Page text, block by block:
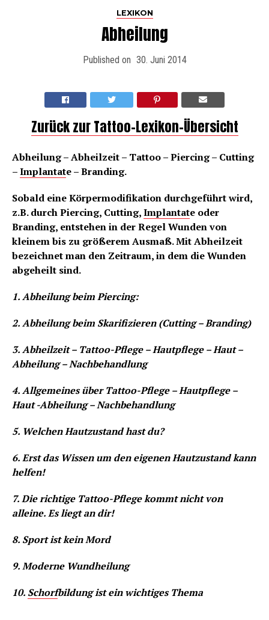
LEXIKON
Abheilung
Published on 30. Juni 2014
Zurück zur Tattoo-Lexikon-Übersicht
Abheilung – Abheilzeit – Tattoo – Piercing – Cutting
–Implantate – Branding.
Sobald eine Körpermodifikation durchgeführt wird,
z.B. durch Piercing, Cutting,Implantate oder
Branding, entstehen in der Regel Wunden von
kleinem bis zu größerem Ausmaß. Mit Abheilzeit
bezeichnet man den Zeitraum, in dem die Wunden
abgeheilt sind.
1. Abheilung beim Piercing:
2. Abheilung beim Skarifizieren (Cutting – Branding)
3. Abheilzeit – Tattoo-Pflege – Hautpflege – Haut –
Abheilung – Nachbehandlung
4. Allgemeines über Tattoo-Pflege – Hautpflege –
Haut -Abheilung – Nachbehandlung
5. Welchen Hautzustand hast du?
6. Erst das Wissen um den eigenen Hautzustand kann
helfen!
7. Die richtige Tattoo-Pflege kommt nicht von
alleine. Es liegt an dir!
8. Sport ist kein Mord
9. Moderne Wundheilung
10. Schorfbildung ist ein wichtiges Thema